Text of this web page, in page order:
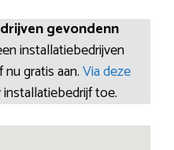
gevondenn
installatiebedrijven
gratis aan.Via deze
toe.